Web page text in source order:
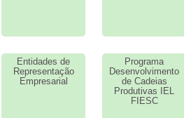
Entidades de
Representação
Empresarial
Programa
Desenvolvimento
de Cadeias
Produtivas IEL
FIESC